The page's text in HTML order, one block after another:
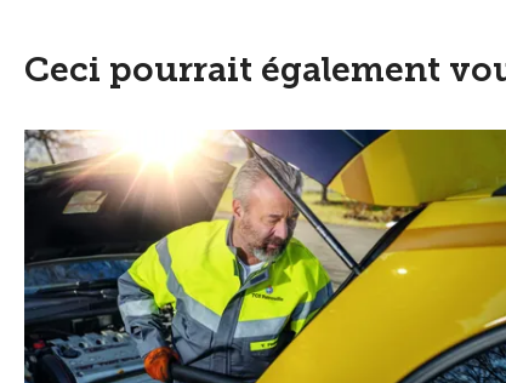
Ceci pourrait également